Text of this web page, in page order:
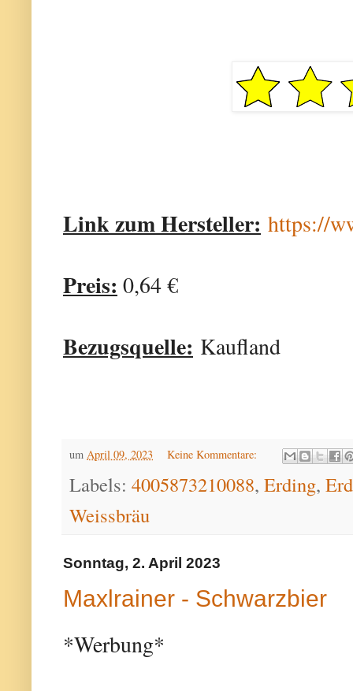
Link zum Hersteller: https://
Preis: 0,64 €
Bezugsquelle: Kaufland
um April 09, 2023 Keine Kommentare:
Labels: 4005873210088, Erding,
Weissbräu
Sonntag, 2. April 2023
Maxlrainer - Schwarzbier
*Werbung*